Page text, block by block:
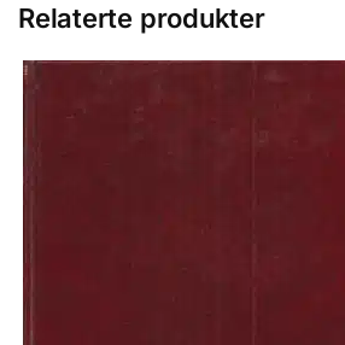
Relaterte produkter